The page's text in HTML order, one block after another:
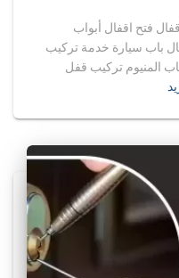
فتح اقفال أبواب
باب سيارة خدمة تركيب
المنيوم تركيب قفل